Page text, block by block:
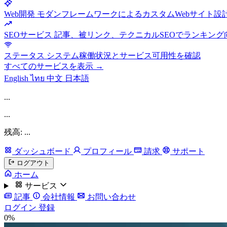
Web開発 モダンフレームワークによるカスタムWebサイト設
SEOサービス 記事、被リンク、テクニカルSEOでランキング
ステータス システム稼働状況とサービス可用性を確認
すべてのサービスを表示 →
Englishไทย 中文 日本語
...
...
残高: ...
ダッシュボード プロフィール 請求 サポート
ログアウト
ホーム
サービス
記事
会社情報
お問い合わせ
ログイン 登録
0%